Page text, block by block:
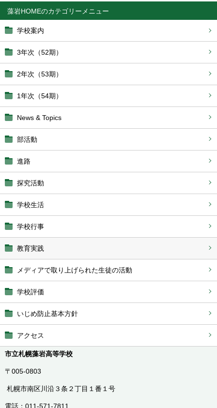
藻岩HOME
学校案内
3年次（52期）
2年次（53期）
1年次（54期）
News & Topics
部活動
進路
探究活動
学校生活
学校行事
教育実践
メディアで取り上げられた生徒の活動
学校評価
いじめ防止基本方針
アクセス
市立札幌藻岩高等学校
〒005-0803
札幌市南区川沿３条２丁目１番１号
電話：011-571-7811